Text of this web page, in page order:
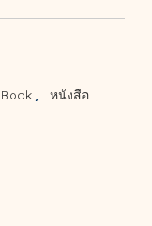
Book ,
หนังสือ